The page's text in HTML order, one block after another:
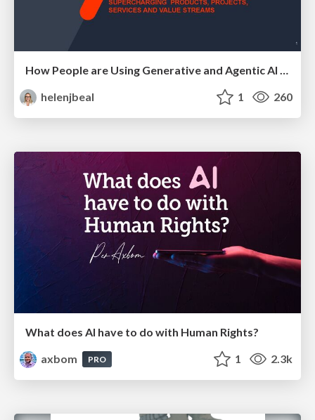
How People are Using Generative and Agentic AI to Supercharge Their Products, Projects, Services and Value Streams Today
helenjbeal
1 260
What does AI have to do with Human Rights?
axbom
PRO 1 2.3k